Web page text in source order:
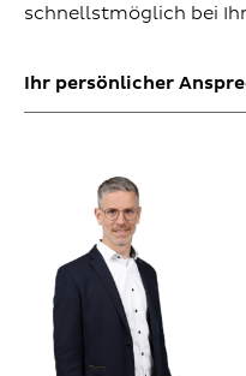
schnellstmöglich bei
Ihr persönlicher